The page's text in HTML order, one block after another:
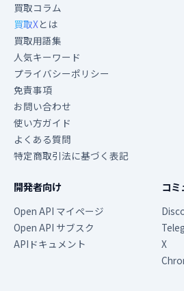
買取コラム
買取Xとは
買取用語集
人気キーワード
プライバシーポリシー
免責事項
お問い合わせ
使い方ガイド
よくある質問
特定商取引法に基づく表記
開発者向け
Open API マイページ
Open API サブスク
APIドキュメント
コミ
X